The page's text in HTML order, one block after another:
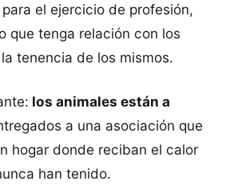
el ejercicio de profesión,
que tenga relación con los
tenencia de los mismos.
los animales están a
a una asociación que
hogar donde reciban el calor
han tenido.